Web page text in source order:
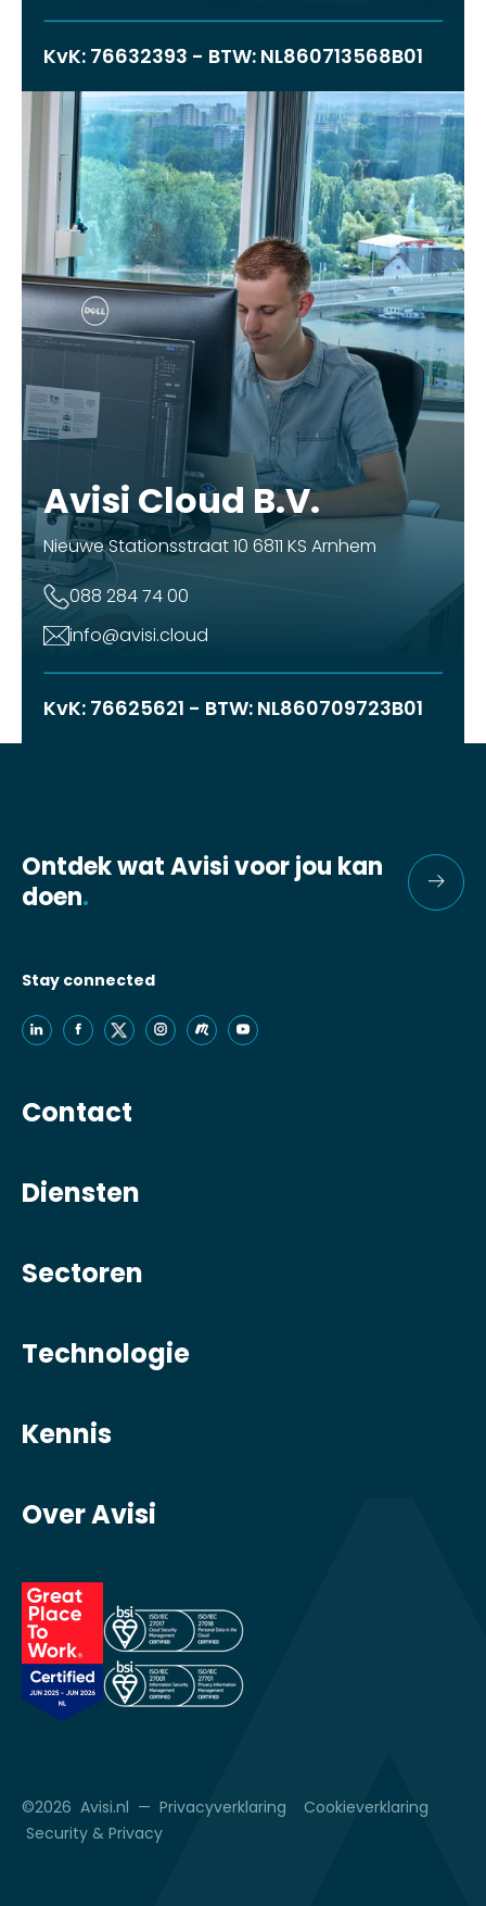
KvK: 76632393 - BTW: NL860713568B01
Avisi Cloud B.V.
Nieuwe Stationsstraat 10 6811 KS Arnhem
088 284 74 00
info@avisi.cloud
KvK: 76625621 - BTW: NL860709723B01
Ontdek wat Avisi voor jou kan
doen.
Stay connected
Contact
Diensten
Sectoren
Technologie
Kennis
Over Avisi
©2026 Avisi.nl — Privacyverklaring
Cookieverklaring
Security & Privacy